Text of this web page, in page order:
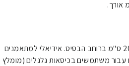
אידיאלי למתאמנים
משתמשים בכיסאות גלגלים (מומלץ